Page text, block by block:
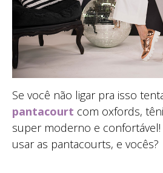
Se você não ligar pra isso
pantacourt com oxfords,
super moderno e
usar as pantacourts, e vocês?